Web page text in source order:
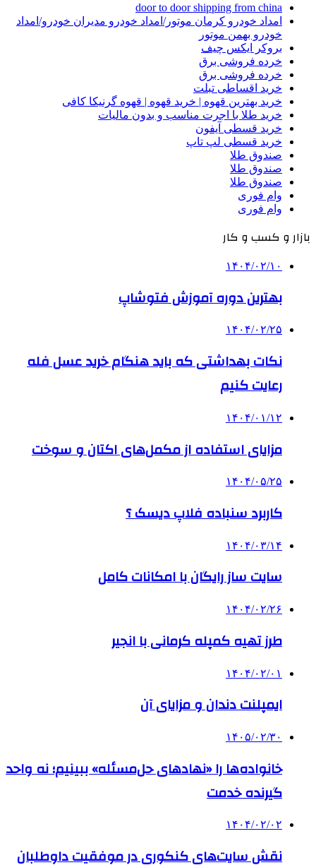
door to door shipping from china
امداد خودرو کرمان موتور/امداد خودرو مدیران خودرو/امداد
خودرو بهمن موتور
بروکر ایکس چیف
خرده فروشی برق
خرده فروشی برق
خرید اقساطی تبلت
خرید بهترین قهوه | خرید قهوه | قهوه گرنیکا کافی
خرید طلا با اجرت مناسب و بدون مالیات
خرید قسطی آیفون
خرید قسطی لپ تاپ
صندوق طلا
صندوق طلا
صندوق طلا
وام فوری
وام فوری
بازار و کسب و کار
۱۴۰۴/۰۲/۱۰
بهترین دوره آموزش فتوشاپ
۱۴۰۴/۰۲/۲۵
نکات بهداشتی که باید هنگام خرید عسل فله
رعایت کنیم
۱۴۰۴/۰۱/۱۲
مزایای استفاده از مکمل‌های اکتان و سوخت
۱۴۰۴/۰۵/۲۵
کاربرد سنباده فلاپ دیسک ؟
۱۴۰۴/۰۳/۱۴
سایت ساز رایگان با امکانات کامل
۱۴۰۴/۰۲/۲۶
طرز تهیه کمپله کرمانی با انجیر
۱۴۰۴/۰۲/۰۱
ایمپلنت دندان و مزایای آن
۱۴۰۵/۰۲/۳۰
خانواده‌ها را «نهادهای حل‌مسئله» ببینیم؛ نه واحد
گیرنده خدمت
۱۴۰۴/۰۲/۰۲
نقش سایت‌های کنکوری در موفقیت داوطلبان